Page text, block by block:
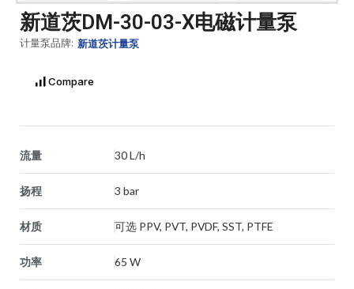
新道茨DM-30-03-X电磁计量泵
计量泵品牌: 新道茨计量泵
Compare
流量 30 L/h
扬程 3 bar
材质 可选 PPV, PVT, PVDF, SST, PTFE
功率 65 W